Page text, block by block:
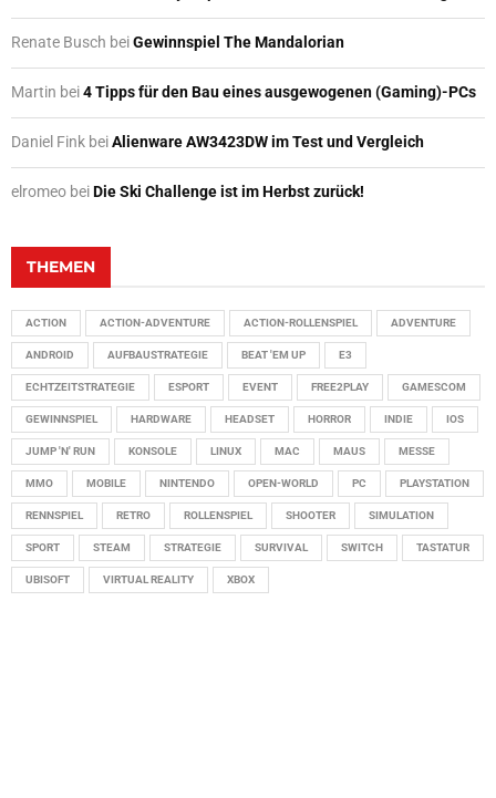
Renate Busch beiGewinnspiel The Mandalorian
Martin bei4 Tipps für den Bau eines ausgewogenen (Gaming)-PCs
Daniel Fink beiAlienware AW3423DW im Test und Vergleich
elromeo beiDie Ski Challenge ist im Herbst zurück!
THEMEN
ACTION ACTION-ADVENTURE ACTION-ROLLENSPIEL ADVENTURE
ANDROID AUFBAUSTRATEGIE BEAT 'EM UP E3
ECHTZEITSTRATEGIE ESPORT EVENT FREE2PLAY GAMESCOM
GEWINNSPIEL HARDWARE HEADSET HORROR INDIE IOS
JUMP 'N' RUN KONSOLE LINUX MAC MAUS MESSE
MMO MOBILE NINTENDO OPEN-WORLD PC PLAYSTATION
RENNSPIEL RETRO ROLLENSPIEL SHOOTER SIMULATION
SPORT STEAM STRATEGIE SURVIVAL SWITCH TASTATUR
UBISOFT VIRTUAL REALITY XBOX